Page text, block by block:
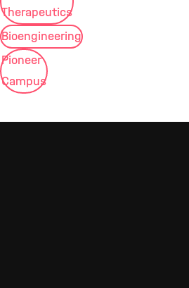
Therapeutics
Bioengineering
Pioneer
Campus